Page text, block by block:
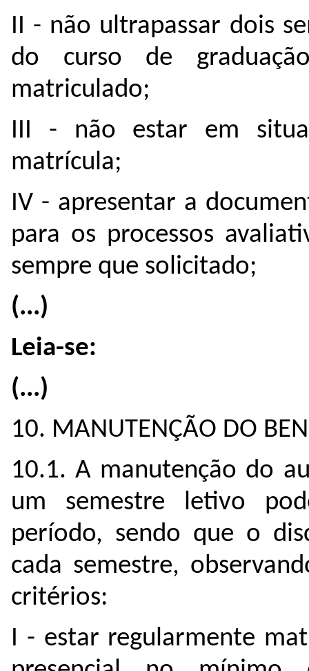
II - não ultrapassar dois
do curso de
matriculado;
III - não estar em
matrícula;
IV - apresentar a
para os processos
sempre que solicitado;
(...)
Leia-se:
(...)
10. MANUTENÇÃO DO
10.1. A manutenção do
um semestre letivo
período, sendo que o
cada semestre,
critérios:
I - estar regularmente